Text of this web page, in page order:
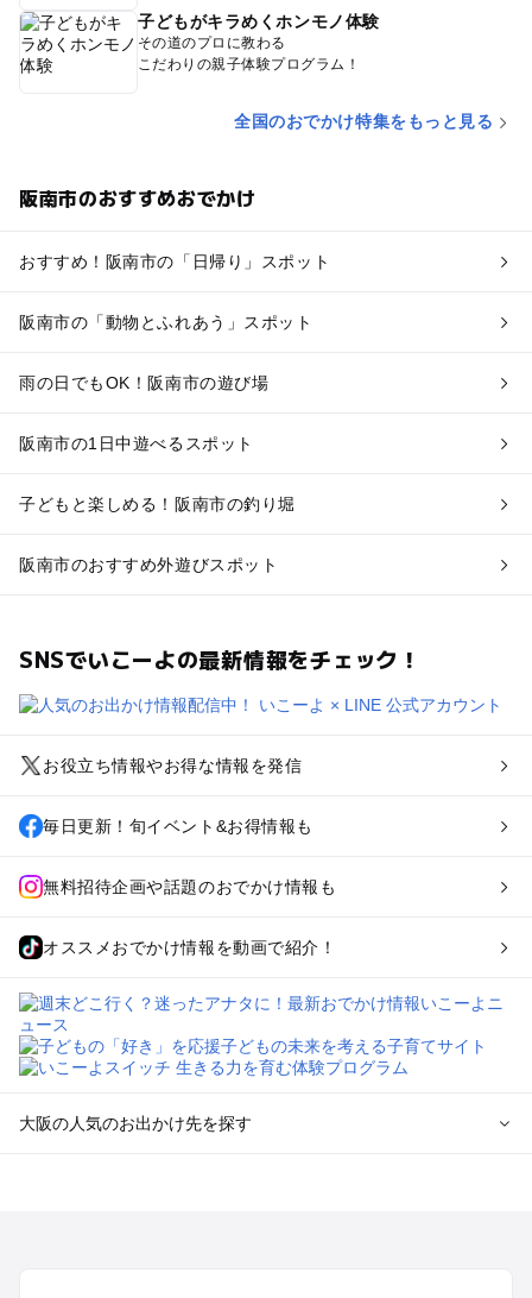
子どもがキラめくホンモノ体験
その道のプロに教わる
こだわりの親子体験プログラム！
全国のおでかけ特集をもっと見る
阪南市のおすすめおでかけ
おすすめ！阪南市の「日帰り」スポット
阪南市の「動物とふれあう」スポット
雨の日でもOK！阪南市の遊び場
阪南市の1日中遊べるスポット
子どもと楽しめる！阪南市の釣り堀
阪南市のおすすめ外遊びスポット
SNSでいこーよの最新情報をチェック！
お役立ち情報やお得な情報を発信
毎日更新！旬イベント&お得情報も
無料招待企画や話題のおでかけ情報も
オススメおでかけ情報を動画で紹介！
大阪の人気のお出かけ先を探す